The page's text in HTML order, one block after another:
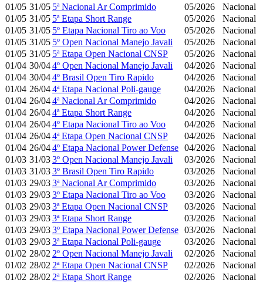
01/05 31/05 5ª Nacional Ar Comprimido 05/2026
Nacional
01/05 31/05 5ª Etapa Short Range 05/2026
Nacional
01/05 31/05 5º Etapa Nacional Tiro ao Voo 05/2026
Nacional
01/05 31/05 5º Open Nacional Manejo Javali 05/2026
Nacional
01/05 31/05 5ª Etapa Open Nacional CNSP 05/2026
Nacional
01/04 30/044º Open Nacional Manejo Javali 04/2026
Nacional
01/04 30/044º Brasil Open Tiro Rapido 04/2026
Nacional
01/04 26/044ª Etapa Nacional Poli-gauge 04/2026
Nacional
01/04 26/044ª Nacional Ar Comprimido 04/2026
Nacional
01/04 26/044ª Etapa Short Range 04/2026
Nacional
01/04 26/044º Etapa Nacional Tiro ao Voo 04/2026
Nacional
01/04 26/044ª Etapa Open Nacional CNSP 04/2026
Nacional
01/04 26/044º Etapa Nacional Power Defense 04/2026
Nacional
01/03 31/033º Open Nacional Manejo Javali 03/2026
Nacional
01/03 31/033º Brasil Open Tiro Rapido 03/2026
Nacional
01/03 29/033ª Nacional Ar Comprimido 03/2026
Nacional
01/03 29/033º Etapa Nacional Tiro ao Voo 03/2026
Nacional
01/03 29/033ª Etapa Open Nacional CNSP 03/2026
Nacional
01/03 29/033ª Etapa Short Range 03/2026
Nacional
01/03 29/033º Etapa Nacional Power Defense 03/2026
Nacional
01/03 29/033ª Etapa Nacional Poli-gauge 03/2026
Nacional
01/02 28/02 2º Open Nacional Manejo Javali 02/2026
Nacional
01/02 28/02 2ª Etapa Open Nacional CNSP 02/2026
Nacional
01/02 28/02 2ª Etapa Short Range 02/2026
Nacional